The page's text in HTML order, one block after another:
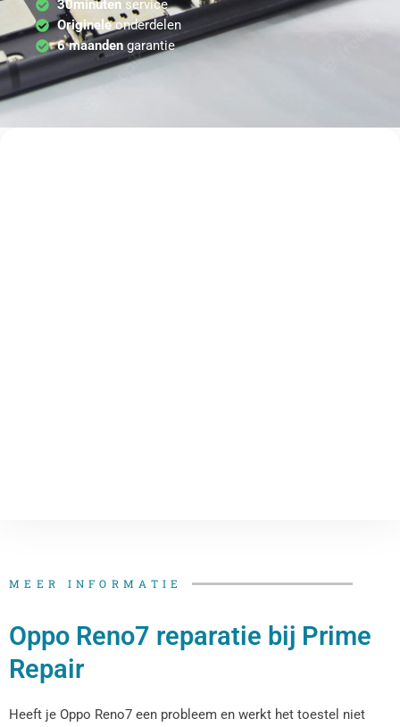
30minutenservice
Origineleonderdelen
6 maandengarantie
MEER INFORMATIE
Oppo Reno7 reparatie bij Prime
Repair
Heeft je Oppo Reno7 een probleem en werkt het toestel niet